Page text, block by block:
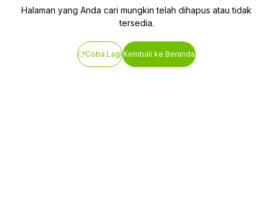
Halaman yang Anda cari mungkin telah dihapus atau tidak
tersedia.
Coba LagiKembali ke Beranda